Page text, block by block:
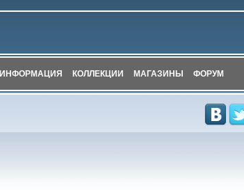
ИНФОРМАЦИЯ КОЛЛЕКЦИИ МАГАЗИНЫ ФОРУМ